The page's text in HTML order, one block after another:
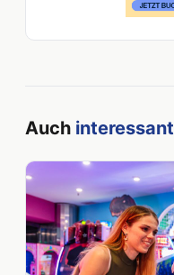
Auch interessant